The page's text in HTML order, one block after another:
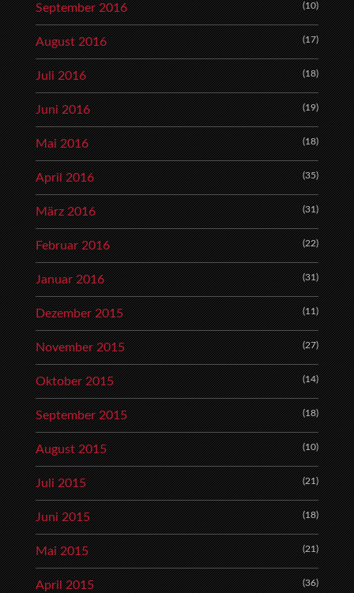
September 2016 (10)
August 2016 (17)
Juli 2016 (18)
Juni 2016 (19)
Mai 2016 (18)
April 2016 (35)
März 2016 (31)
Februar 2016 (22)
Januar 2016 (31)
Dezember 2015 (11)
November 2015 (27)
Oktober 2015 (14)
September 2015 (18)
August 2015 (10)
Juli 2015 (21)
Juni 2015 (18)
Mai 2015 (21)
April 2015 (36)